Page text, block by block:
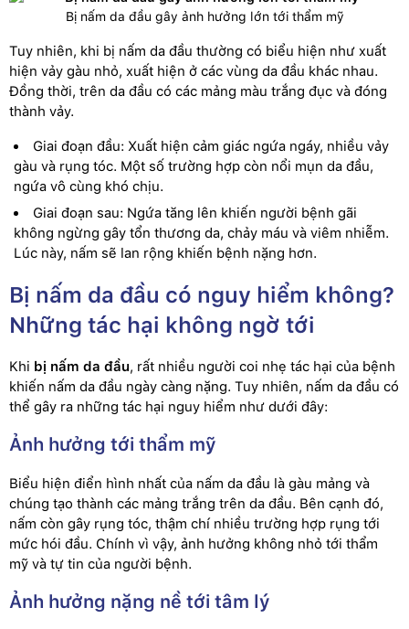
Bị nấm da đầu gây ảnh hưởng lớn tới thẩm mỹ
Tuy nhiên, khi bị nấm da đầu thường có biểu hiện như xuất
hiện vảy gàu nhỏ, xuất hiện ở các vùng da đầu khác nhau.
Đồng thời, trên da đầu có các mảng màu trắng đục và đóng
thành vảy.
Giai đoạn đầu: Xuất hiện cảm giác ngứa ngáy, nhiều vảy
gàu và rụng tóc. Một số trường hợp còn nổi mụn da đầu,
ngứa vô cùng khó chịu.
Giai đoạn sau: Ngứa tăng lên khiến người bệnh gãi
không ngừng gây tổn thương da, chảy máu và viêm nhiễm.
Lúc này, nấm sẽ lan rộng khiến bệnh nặng hơn.
Bị nấm da đầu có nguy hiểm không?
Những tác hại không ngờ tới
Khi bị nấm da đầu, rất nhiều người coi nhẹ tác hại của bệnh
khiến nấm da đầu ngày càng nặng. Tuy nhiên, nấm da đầu có
thể gây ra những tác hại nguy hiểm như dưới đây:
Ảnh hưởng tới thẩm mỹ
Biểu hiện điển hình nhất của nấm da đầu là gàu mảng và
chúng tạo thành các mảng trắng trên da đầu. Bên cạnh đó,
nấm còn gây rụng tóc, thậm chí nhiều trường hợp rụng tới
mức hói đầu. Chính vì vậy, ảnh hưởng không nhỏ tới thẩm
mỹ và tự tin của người bệnh.
Ảnh hưởng nặng nề tới tâm lý